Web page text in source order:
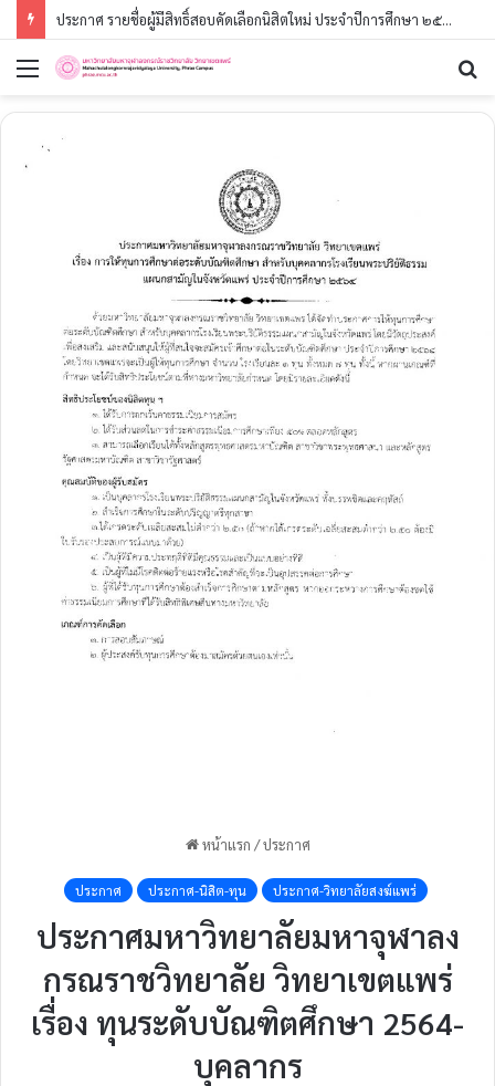
ประกาศ รายชื่อผู้มีสิทธิ์สอบคัดเลือกนิสิตใหม่ ประจำปีการศึกษา ๒๕๖๙ (รอบที่ ๓) ระดับปริญญาตรี
หน้าแรก / ประกาศ
ประกาศ ประกาศ-นิสิต-ทุน ประกาศ-วิทยาลัยสงฆ์แพร่
ประกาศมหาวิทยาลัยมหาจุฬาลง
กรณราชวิทยาลัย วิทยาเขตแพร่
เรื่อง ทุนระดับบัณฑิตศึกษา 2564-
บุคลากร